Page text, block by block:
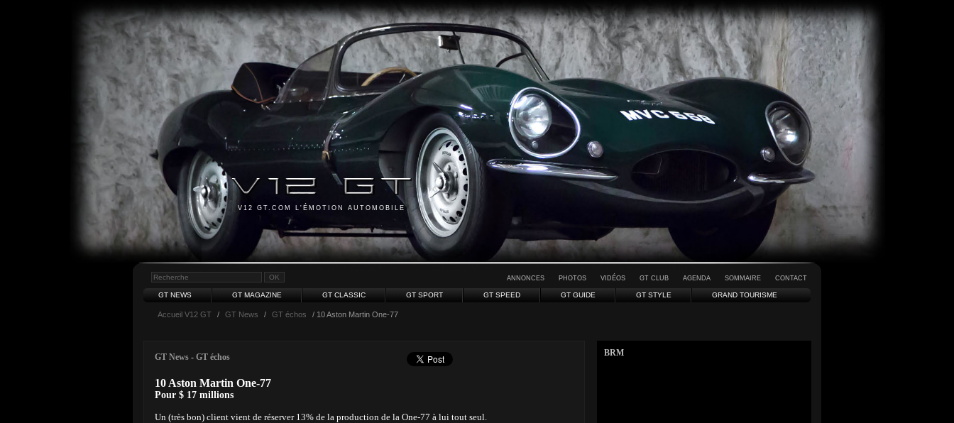
V12 GT.COM L'ÉMOTION AUTOMOBILE
ANNONCES PHOTOS VIDÉOS GT CLUB AGENDA SOMMAIRE CONTACT
GT NEWS GT MAGAZINE GT CLASSIC GT SPORT GT SPEED GT GUIDE GT STYLE GRAND TOURISME
Accueil V12 GT / GT News / GT échos / 10 Aston Martin One-77
GT News - GT échos
10 Aston Martin One-77
Pour $ 17 millions
Un (très bon) client vient de réserver 13% de la production de la One-77 à lui tout seul.
BRM